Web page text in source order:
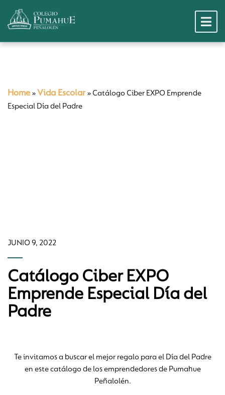
Home » Vida Escolar» Catálogo Ciber EXPO Emprende
Especial Día del Padre
JUNIO 9, 2022
Catálogo Ciber EXPO
Emprende Especial Día del
Padre
Te invitamos a buscar el mejor regalo para el Día del Padre
en este catálogo de los emprendedores de Pumahue
Peñalolén.